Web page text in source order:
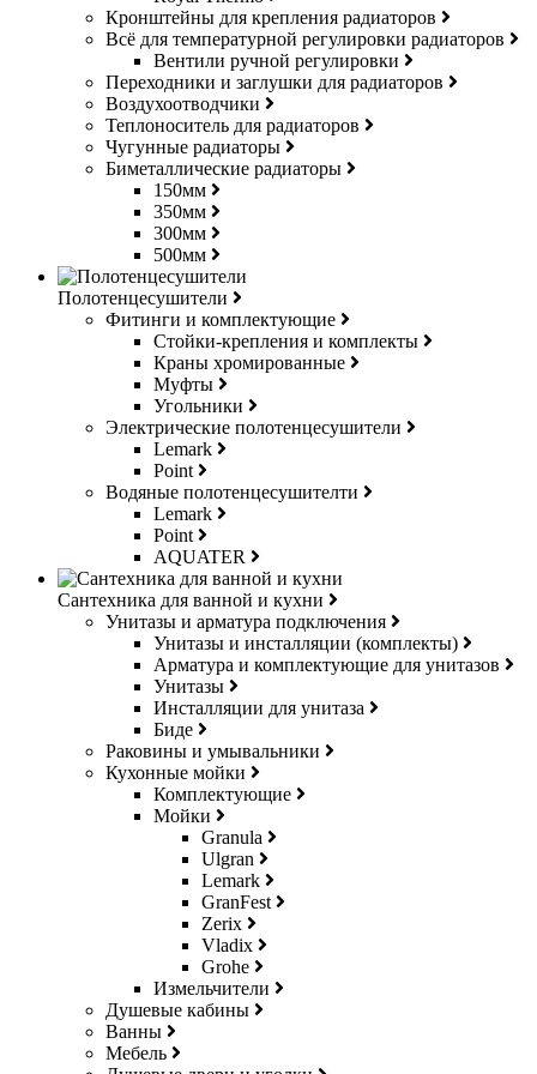
Кронштейны для крепления радиаторов
Всё для температурной регулировки радиаторов
Вентили ручной регулировки
Переходники и заглушки для радиаторов
Воздухоотводчики
Теплоноситель для радиаторов
Чугунные радиаторы
Биметаллические радиаторы
150мм
350мм
300мм
500мм
Полотенцесушители
Фитинги и комплектующие
Стойки-крепления и комплекты
Краны хромированные
Муфты
Угольники
Электрические полотенцесушители
Lemark
Point
Водяные полотенцесушителти
Lemark
Point
AQUATER
Сантехника для ванной и кухни
Унитазы и арматура подключения
Унитазы и инсталляции (комплекты)
Арматура и комплектующие для унитазов
Унитазы
Инсталляции для унитаза
Биде
Раковины и умывальники
Кухонные мойки
Комплектующие
Мойки
Granula
Ulgran
Lemark
GranFest
Zerix
Vladix
Grohe
Измельчители
Душевые кабины
Ванны
Мебель